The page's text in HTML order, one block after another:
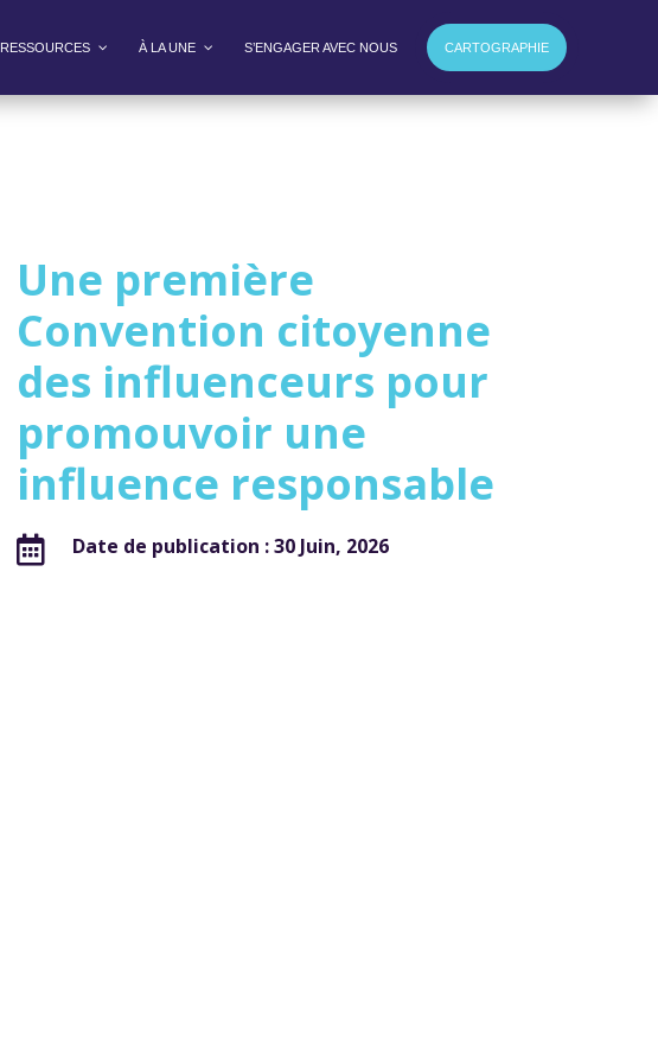
RESSOURCES À LA UNE S’ENGAGER AVEC NOUS CARTOGRAPHIE
Une première
Convention citoyenne
des influenceurs pour
promouvoir une
influence responsable
 Date de publication :30 Juin, 2026